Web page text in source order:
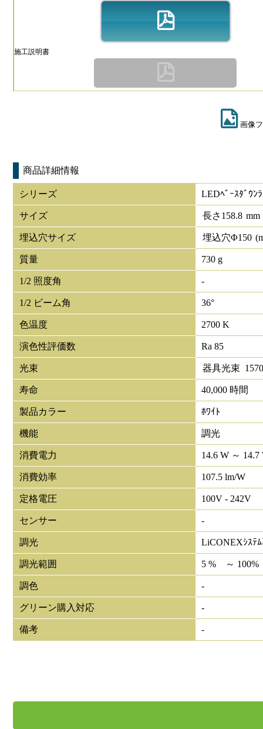
施工説明書
画像
商品詳細情報
シリーズ LEDﾍﾞｰｽﾀﾞｳﾝ
サイズ 長さ 158.8 mm
埋込穴サイズ 埋込穴Φ150
質量 730 g
1/2 照度角 -
1/2 ビーム角 36°
色温度 2700 K
演色性評価数 Ra 85
光束 器具光束
寿命 40,000 時間
製品カラー ﾎﾜｲﾄ
機能 調光
消費電力 14.6 W ～ 14.7
消費効率 107.5 lm/W
定格電圧 100V - 242V
センサー -
調光 LiCONEXｼｽﾃ
調光範囲 5 % ～ 100%
調色 -
グリーン購入対応 -
備考 -